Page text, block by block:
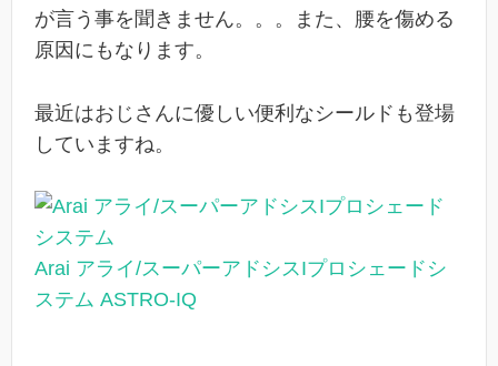
が言う事を聞きません。。。また、腰を傷める
原因にもなります。
最近はおじさんに優しい便利なシールドも登場
していますね。
Arai アライ/スーパーアドシスIプロシェードシ
ステム ASTRO-IQ